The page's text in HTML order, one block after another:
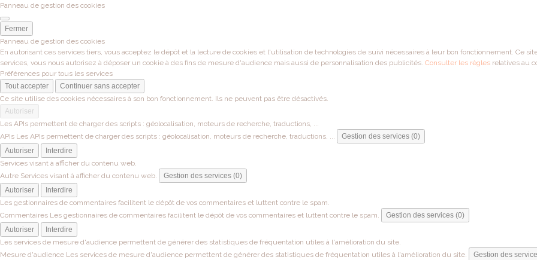
Panneau de gestion des cookies
Fermer
Panneau de gestion des cookies
En autorisant ces services tiers, vous acceptez le dépôt et la lecture de cookies et l'utilisation de technologies de suivi nécessaires à leur bon fonctionnement. Ce
services, vous nous autorisez à déposer un cookie à des fins de mesure d'audience mais aussi de personnalisation des publicités. Consulter les règles relatives au
Préférences pour tous les services
Tout accepter
Continuer sans accepter
Ce site utilise des cookies nécessaires à son bon fonctionnement. Ils ne peuvent pas être désactivés.
Autoriser
Les APIs permettent de charger des scripts : géolocalisation, moteurs de recherche, traductions, ...
APIs Les APIs permettent de charger des scripts : géolocalisation, moteurs de recherche, traductions, ...
Gestion des services (0)
Autoriser
Interdire
Services visant à afficher du contenu web.
Autre Services visant à afficher du contenu web.
Gestion des services (0)
Autoriser
Interdire
Les gestionnaires de commentaires facilitent le dépôt de vos commentaires et luttent contre le spam.
Commentaires Les gestionnaires de commentaires facilitent le dépôt de vos commentaires et luttent contre le spam.
Gestion des services (0)
Autoriser
Interdire
Les services de mesure d'audience permettent de générer des statistiques de fréquentation utiles à l'amélioration du site.
Mesure d'audience Les services de mesure d'audience permettent de générer des statistiques de fréquentation utiles à l'amélioration du site.
Gestion des